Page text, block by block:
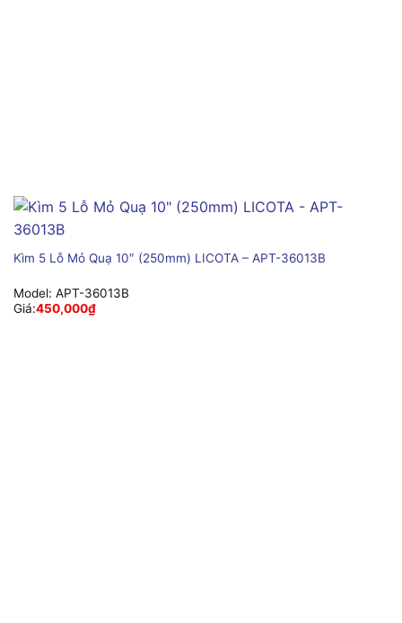
Kìm 5 Lỗ Mỏ Quạ 10″ (250mm) LICOTA – APT-36013B
Model: APT-36013B
Giá:450,000₫